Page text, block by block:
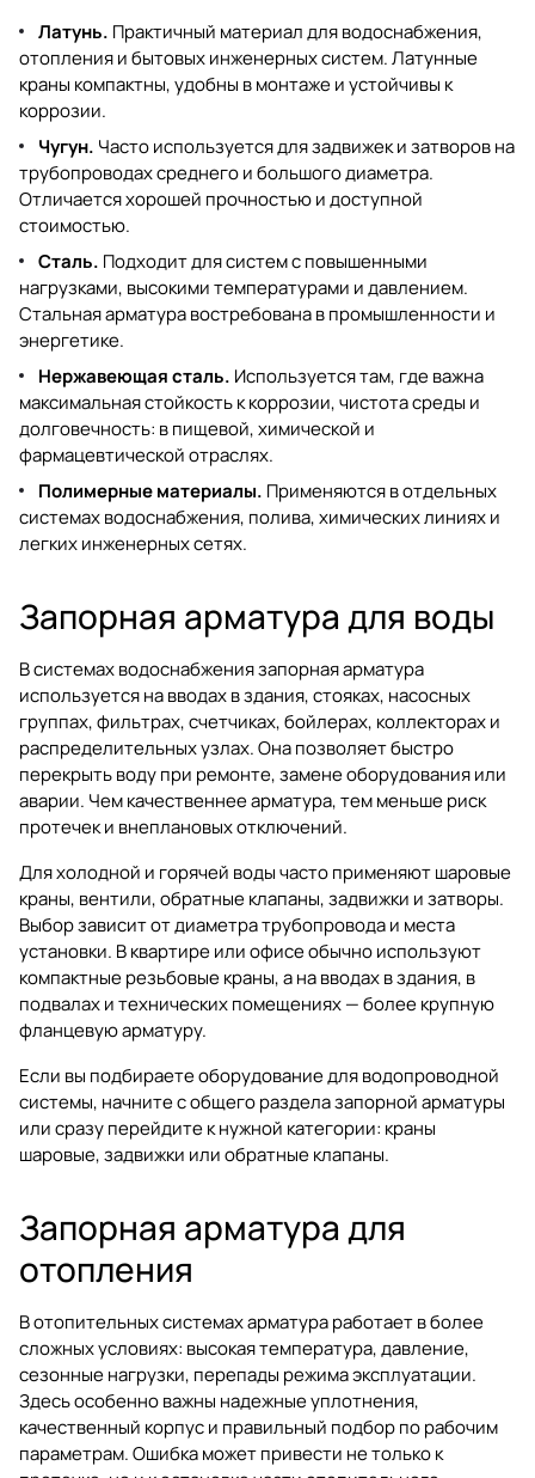
Латунь. Практичный материал для водоснабжения,
отопления и бытовых инженерных систем. Латунные
краны компактны, удобны в монтаже и устойчивы к
коррозии.
Чугун. Часто используется для задвижек и затворов на
трубопроводах среднего и большого диаметра.
Отличается хорошей прочностью и доступной
стоимостью.
Сталь. Подходит для систем с повышенными
нагрузками, высокими температурами и давлением.
Стальная арматура востребована в промышленности и
энергетике.
Нержавеющая сталь. Используется там, где важна
максимальная стойкость к коррозии, чистота среды и
долговечность: в пищевой, химической и
фармацевтической отраслях.
Полимерные материалы. Применяются в отдельных
системах водоснабжения, полива, химических линиях и
легких инженерных сетях.
Запорная арматура для воды
В системах водоснабжения запорная арматура
используется на вводах в здания, стояках, насосных
группах, фильтрах, счетчиках, бойлерах, коллекторах и
распределительных узлах. Она позволяет быстро
перекрыть воду при ремонте, замене оборудования или
аварии. Чем качественнее арматура, тем меньше риск
протечек и внеплановых отключений.
Для холодной и горячей воды часто применяют шаровые
краны, вентили, обратные клапаны, задвижки и затворы.
Выбор зависит от диаметра трубопровода и места
установки. В квартире или офисе обычно используют
компактные резьбовые краны, а на вводах в здания, в
подвалах и технических помещениях — более крупную
фланцевую арматуру.
Если вы подбираете оборудование для водопроводной
системы, начните с общего разделазапорной арматуры
или сразу перейдите к нужной категории: краны
шаровые,задвижки илиобратные клапаны.
Запорная арматура для
отопления
В отопительных системах арматура работает в более
сложных условиях: высокая температура, давление,
сезонные нагрузки, перепады режима эксплуатации.
Здесь особенно важны надежные уплотнения,
качественный корпус и правильный подбор по рабочим
параметрам. Ошибка может привести не только к